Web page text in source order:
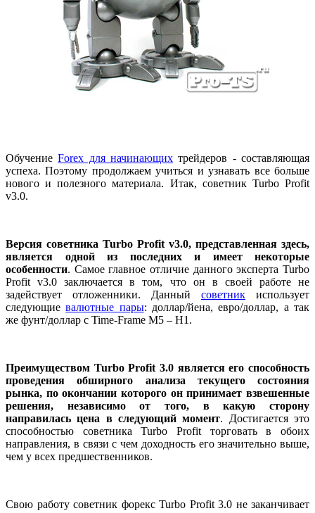
ОбучениеForex для начинающих трейдеров - составляющая
успеха. Поэтому продолжаем учиться и узнавать все больше
нового и полезного материала. Итак, советник Turbo Profit
v3.0.
Версия советника Turbo Profit v3.0, представленная здесь,
является одной из последних и имеет некоторые
особенности. Самое главное отличие данного эксперта Turbo
Profit v3.0 заключается в том, что он в своей работе не
задействует отложенники. Данный советник использует
следующиевалютные пары: доллар/йена, евро/доллар, а так
же фунт/доллар с Time-Frame М5 – Н1.
Преимуществом Turbo Profit 3.0 является его способность
проведения обширного анализа текущего состояния
рынка, по окончании которого он принимает взвешенные
решения, независимо от того, в какую сторону
направилась цена в следующий момент. Достигается это
способностью советника Turbo Profit торговать в обоих
направления, в связи с чем доходность его значительно выше,
чем у всех предшественников.
Свою работу советник форекс Turbo Profit 3.0 не заканчивает